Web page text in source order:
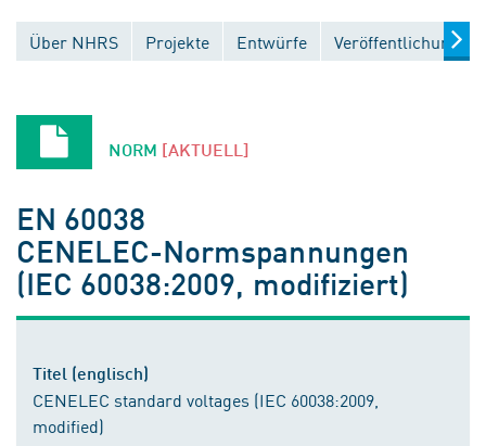
Über NHRS Projekte Entwürfe Veröffentlichungen
NORM [AKTUELL]
EN 60038
CENELEC-Normspannungen
(IEC 60038:2009, modifiziert)
Titel (englisch)
CENELEC standard voltages (IEC 60038:2009,
modified)